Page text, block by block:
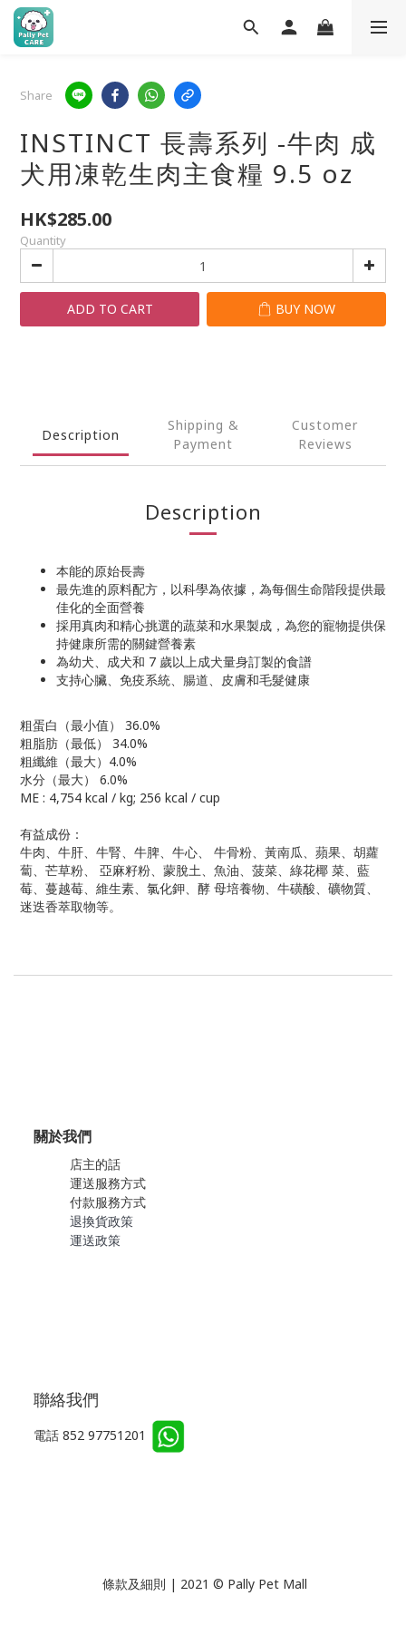
Share
INSTINCT 長壽系列 -牛肉 成
犬用凍乾生肉主食糧 9.5 oz
HK$285.00
Quantity
ADD TO CART BUY NOW
Description
Shipping &
Payment
Customer
Reviews
Description
本能的原始長壽
最先進的原料配方，以科學為依據，為每個生命階段提供最
佳化的全面營養
採用真肉和精心挑選的蔬菜和水果製成，為您的寵物提供保
持健康所需的關鍵營養素
為幼犬、成犬和 7 歲以上成犬量身訂製的食譜
支持心臟、免疫系統、腸道、皮膚和毛髮健康
粗蛋白（最小值） 36.0%
粗脂肪（最低） 34.0%
粗纖維（最大）4.0%
水分（最大） 6.0%
ME : 4,754 kcal / kg; 256 kcal / cup
有益成份：
牛肉、牛肝、牛腎、牛脾、牛心、 牛骨粉、黃南瓜、蘋果、胡蘿
蔔、芒草粉、 亞麻籽粉、蒙脫土、魚油、菠菜、綠花椰 菜、藍
莓、蔓越莓、維生素、氯化鉀、酵 母培養物、牛磺酸、礦物質、
迷迭香萃取物等。
關於我們
店主的話
運送服務方式
付款服務方式
退換貨政策
運送政策
聯絡我們
電話 852 97751201
條款及細則 | 2021 © Pally Pet Mall